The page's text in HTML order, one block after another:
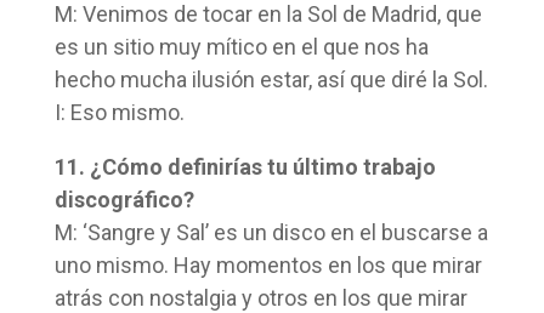
M: Venimos de tocar en la Sol de Madrid, que
es un sitio muy mítico en el que nos ha
hecho mucha ilusión estar, así que diré la Sol.
I: Eso mismo.
11. ¿Cómo definirías tu último trabajo
discográfico?
M: ‘Sangre y Sal’ es un disco en el buscarse a
uno mismo. Hay momentos en los que mirar
atrás con nostalgia y otros en los que mirar